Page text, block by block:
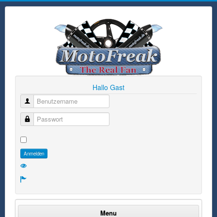
Hallo Gast
Benutzername
Passwort
Anmelden
Menu